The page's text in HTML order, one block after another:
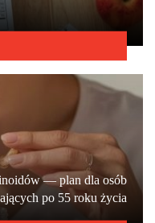
— plan dla osób
po 55 roku życia